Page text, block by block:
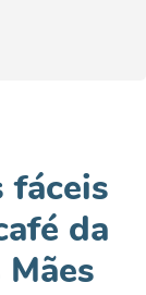
fáceis
da